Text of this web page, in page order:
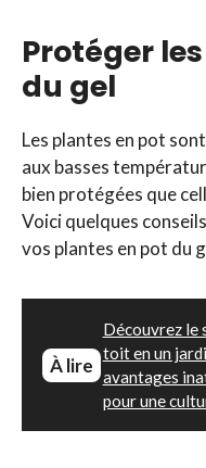
Protéger
du gel
Les plantes en pot
aux basses
bien protégées que
Voici quelques
vos plantes en pot du
À lire
Découvrez
toit en un
avantages
pour une